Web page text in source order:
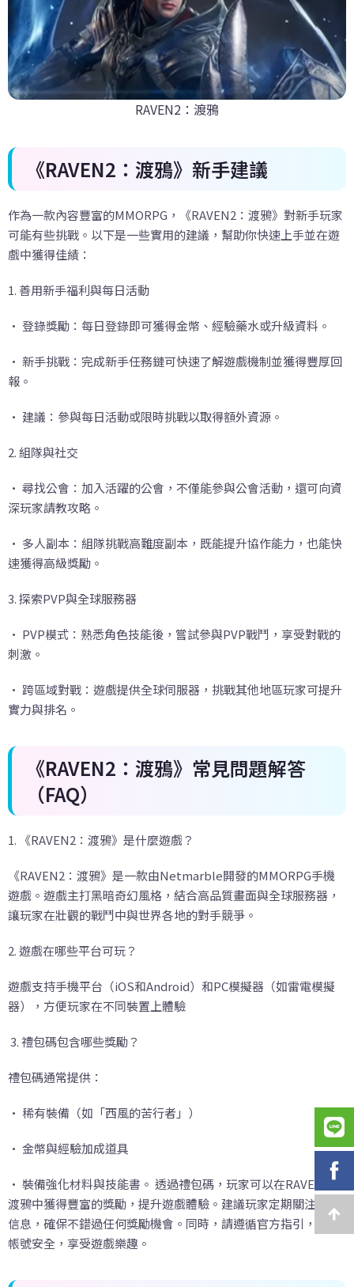
RAVEN2：渡鴉
《RAVEN2 ：渡鴉》新手建議
作為一款內容豐富的MMORPG，《RAVEN2：渡鴉》對新手玩家
可能有些挑戰。以下是一些實用的建議，幫助你快速上手並在遊
戲中獲得佳績：
1. 善用新手福利與每日活動
• 登錄獎勵：每日登錄即可獲得金幣、經驗藥水或升級資料。
• 新手挑戰：完成新手任務鏈可快速了解遊戲機制並獲得豐厚回
報。
• 建議：參與每日活動或限時挑戰以取得額外資源。
2. 組隊與社交
• 尋找公會：加入活躍的公會，不僅能參與公會活動，還可向資
深玩家請教攻略。
• 多人副本：組隊挑戰高難度副本，既能提升協作能力，也能快
速獲得高級獎勵。
3. 探索PVP與全球服務器
• PVP模式：熟悉角色技能後，嘗試參與PVP戰鬥，享受對戰的
刺激。
• 跨區域對戰：遊戲提供全球伺服器，挑戰其他地區玩家可提升
實力與排名。
《RAVEN2 ：渡鴉》常見問題解答
（FAQ）
1. 《RAVEN2：渡鴉》是什麼遊戲？
《RAVEN2：渡鴉》是一款由Netmarble開發的MMORPG手機
遊戲。遊戲主打黑暗奇幻風格，結合高品質畫面與全球服務器，
讓玩家在壯觀的戰鬥中與世界各地的對手競爭。
2. 遊戲在哪些平台可玩？
遊戲支持手機平台（iOS和Android）和PC模擬器（如雷電模擬
器），方便玩家在不同裝置上體驗
3. 禮包碼包含哪些獎勵？
禮包碼通常提供：
• 稀有裝備（如「西風的苦行者」）
• 金幣與經驗加成道具
• 裝備強化材料與技能書。 透過禮包碼，玩家可以在RAVEN2：
渡鴉中獲得豐富的獎勵，提升遊戲體驗。建議玩家定期關注官方
信息，確保不錯過任何獎勵機會。同時，請遵循官方指引，確保
帳號安全，享受遊戲樂趣。